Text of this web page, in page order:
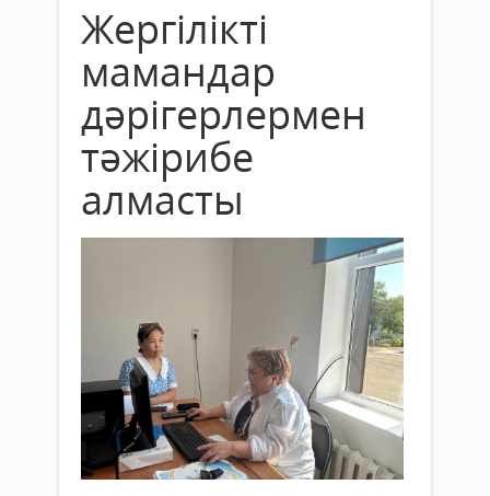
Жергілікті
мамандар
дәрігерлермен
тәжірибе
алмасты